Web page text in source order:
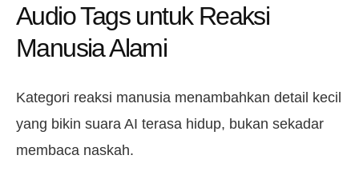
Audio Tags untuk Reaksi
Manusia Alami
Kategori reaksi manusia menambahkan detail kecil
yang bikin suara AI terasa hidup, bukan sekadar
membaca naskah.